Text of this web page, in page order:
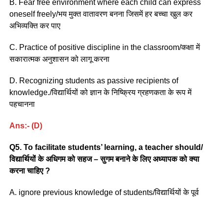
B. Fear free environment where each child can express
oneself freely/भय मुक्त वातावरण बनना जिसमें हर बच्चा खुल कर
अभिव्यक्ति कर पाए
C. Practice of positive discipline in the classroom/कक्षा में
सकारात्मक अनुशासन को लागू करना
D. Recognizing students as passive recipients of
knowledge./विद्यार्थियों को ज्ञान के निष्क्रिय ग्रहणकता के रूप में
पहचानना
Ans:- (D)
Q5. To facilitate students’ learning, a teacher should/
विद्यार्थियों के अधिगम को सहज – सुगम बनाने के लिए अध्यापक को क्या
करना चाहिए ?
A. ignore previous knowledge of students/विद्यार्थियों के पूर्व